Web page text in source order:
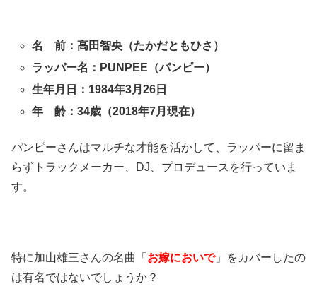
名 前：高田智央（たかだともひさ）
ラッパー名：PUNPEE（パンピー）
生年月日：1984年3月26日
年 齢：34歳（2018年7月現在）
パンピーさんはマルチな才能を活かして、ラッパーに留ま
らずトラックメーカー、DJ、プロデュースを行っていま
す。
特に加山雄三さんの名曲「 お嫁においで」をカバーしたの
は有名ではないでしょうか？